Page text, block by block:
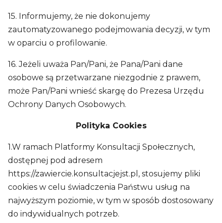
15. Informujemy, że nie dokonujemy
zautomatyzowanego podejmowania decyzji, w tym
w oparciu o profilowanie.
16. Jeżeli uważa Pan/Pani, że Pana/Pani dane
osobowe są przetwarzane niezgodnie z prawem,
może Pan/Pani wnieść skargę do Prezesa Urzędu
Ochrony Danych Osobowych.
Polityka Cookies
1.W ramach Platformy Konsultacji Społecznych,
dostępnej pod adresem
https://zawiercie.konsultacjejst.pl, stosujemy pliki
cookies w celu świadczenia Państwu usług na
najwyższym poziomie, w tym w sposób dostosowany
do indywidualnych potrzeb.